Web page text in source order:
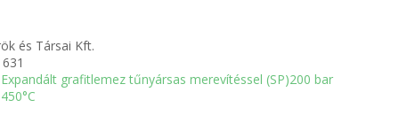
és Társai Kft.
Expandált grafitlemez tűnyársas merevítéssel (SP)200 bar
450°C